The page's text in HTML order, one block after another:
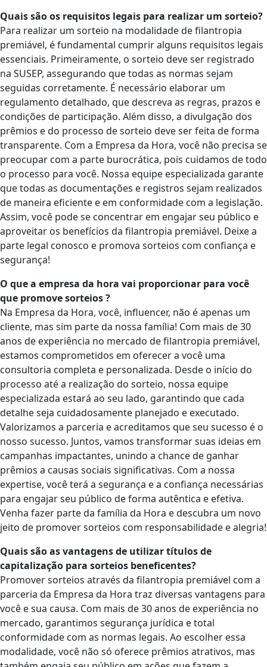
Quais são os requisitos legais para realizar um sorteio?
Para realizar um sorteio na modalidade de filantropia
premiável, é fundamental cumprir alguns requisitos legais
essenciais. Primeiramente, o sorteio deve ser registrado
na SUSEP, assegurando que todas as normas sejam
seguidas corretamente. É necessário elaborar um
regulamento detalhado, que descreva as regras, prazos e
condições de participação. Além disso, a divulgação dos
prêmios e do processo de sorteio deve ser feita de forma
transparente. Com a Empresa da Hora, você não precisa se
preocupar com a parte burocrática, pois cuidamos de todo
o processo para você. Nossa equipe especializada garante
que todas as documentações e registros sejam realizados
de maneira eficiente e em conformidade com a legislação.
Assim, você pode se concentrar em engajar seu público e
aproveitar os benefícios da filantropia premiável. Deixe a
parte legal conosco e promova sorteios com confiança e
segurança!
O que a empresa da hora vai proporcionar para você
que promove sorteios ?
Na Empresa da Hora, você, influencer, não é apenas um
cliente, mas sim parte da nossa família! Com mais de 30
anos de experiência no mercado de filantropia premiável,
estamos comprometidos em oferecer a você uma
consultoria completa e personalizada. Desde o início do
processo até a realização do sorteio, nossa equipe
especializada estará ao seu lado, garantindo que cada
detalhe seja cuidadosamente planejado e executado.
Valorizamos a parceria e acreditamos que seu sucesso é o
nosso sucesso. Juntos, vamos transformar suas ideias em
campanhas impactantes, unindo a chance de ganhar
prêmios a causas sociais significativas. Com a nossa
expertise, você terá a segurança e a confiança necessárias
para engajar seu público de forma autêntica e efetiva.
Venha fazer parte da família da Hora e descubra um novo
jeito de promover sorteios com responsabilidade e alegria!
Quais são as vantagens de utilizar títulos de
capitalização para sorteios beneficentes?
Promover sorteios através da filantropia premiável com a
parceria da Empresa da Hora traz diversas vantagens para
você e sua causa. Com mais de 30 anos de experiência no
mercado, garantimos segurança jurídica e total
conformidade com as normas legais. Ao escolher essa
modalidade, você não só oferece prêmios atrativos, mas